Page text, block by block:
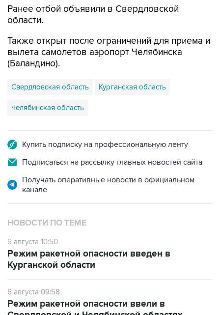
Ранее отбой объявили в Свердловской
области.
Также открыт после ограничений для приема и
вылета самолетов аэропорт Челябинска
(Баландино).
Свердловская область Курганская область
Челябинская область
Купить подписку на профессиональную ленту
Подписаться на рассылку главных новостей сайта
Получать оперативные новости в официальном
канале
НОВОСТИ ПО ТЕМЕ
6 августа 10:50
Режим ракетной опасности введен в
Курганской области
6 августа 09:58
Режим ракетной опасности ввели в